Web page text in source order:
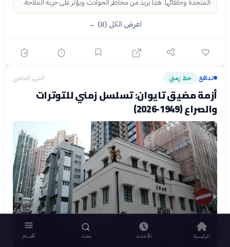
المتحدة وحلفائها. هذا يزيد من مخاطر الحوادث ويؤثر على حرية الملاحة.
اعرض الكل (8) ←
تدافع› خط زمني الشهر الماضي
أزمة مضيق تايوان: تسلسل زمني للتوترات
والصراع (1949-2026)
الرئيسية الأحدث بحث أقسام